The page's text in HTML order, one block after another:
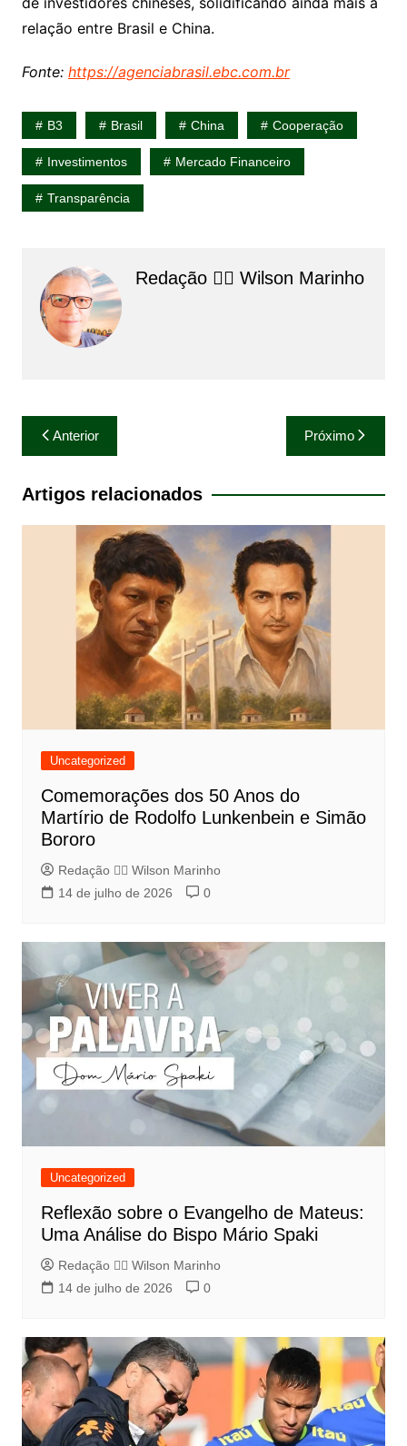
relação entre Brasil e China.
Fonte: https://agenciabrasil.ebc.com.br
B3 Brasil China Cooperação
Investimentos Mercado Financeiro
Transparência
Redação 👨‍⚖️​ Wilson Marinho
Navegação
de
Post
Anterior Próximo
Artigos relacionados
Uncategorized
Comemorações dos 50 Anos do
Martírio de Rodolfo Lunkenbein e Simão
Bororo
Redação 👨‍⚖️​ Wilson Marinho
14 de julho de 2026
0
Uncategorized
Reflexão sobre o Evangelho de Mateus:
Uma Análise do Bispo Mário Spaki
Redação 👨‍⚖️​ Wilson Marinho
14 de julho de 2026
0